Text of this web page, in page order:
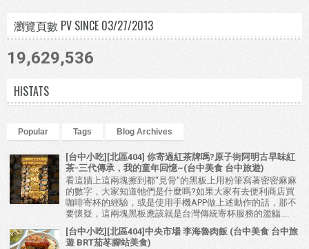
瀏覽頁數 PV SINCE 03/27/2013
19,629,536
HISTATS
Popular Tags Blog Archives
[台中小吃][北區404] 你寄過紅茶牌嗎?原子街阿明古早味紅
茶-三代傳承，我的童年回憶~(台中美食 台中旅遊)
看這牆上這兩塊擦到都"見骨"的黑板上用粉筆寫著密密麻麻
的數字，大家知道牠們是什麼嗎?如果大家有去便利商店買
咖啡寄杯的經驗，或是使用手機APP做上述動作的話，那不
要懷疑，這兩塊黑板應該就是台灣傳統寄杯服務的濫觴....
[台中小吃][北區404]中央市場 李海魯肉飯 (台中美食 台中旅
遊 BRT茄苳腳站美食)